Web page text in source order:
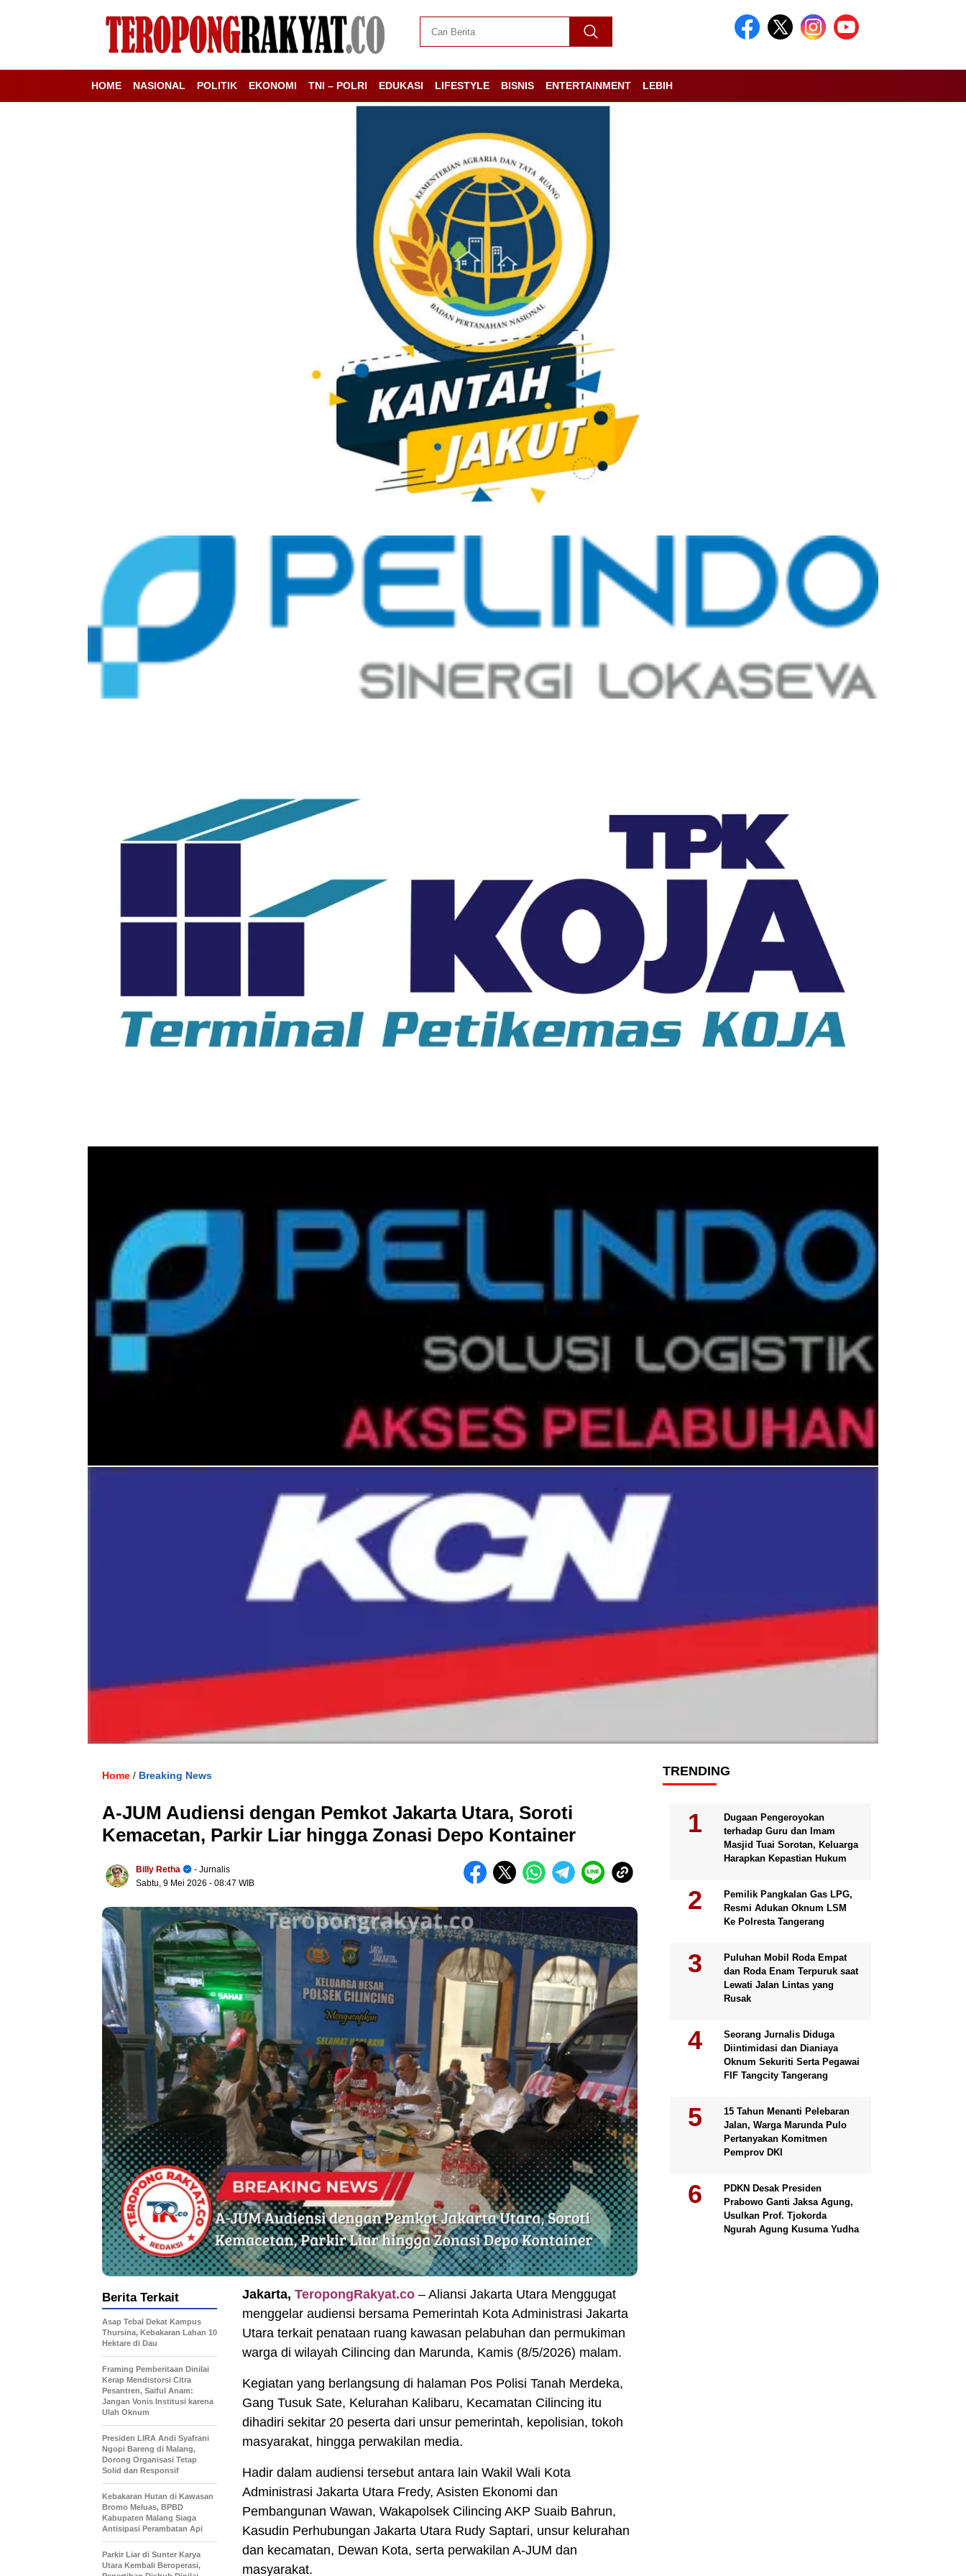
HOME NASIONAL POLITIK EKONOMI TNI – POLRI EDUKASI LIFESTYLE BISNIS ENTERTAINMENT LEBIH
Home / Breaking News
A-JUM Audiensi dengan Pemkot Jakarta Utara, Soroti
Kemacetan, Parkir Liar hingga Zonasi Depo Kontainer
Billy Retha
- Jurnalis
Sabtu, 9 Mei 2026 - 08:47 WIB
Jakarta, TeropongRakyat.co – Aliansi Jakarta Utara Menggugat
menggelar audiensi bersama Pemerintah Kota Administrasi Jakarta
Utara terkait penataan ruang kawasan pelabuhan dan permukiman
warga di wilayah Cilincing dan Marunda, Kamis (8/5/2026) malam.
Kegiatan yang berlangsung di halaman Pos Polisi Tanah Merdeka,
Gang Tusuk Sate, Kelurahan Kalibaru, Kecamatan Cilincing itu
dihadiri sekitar 20 peserta dari unsur pemerintah, kepolisian, tokoh
masyarakat, hingga perwakilan media.
Hadir dalam audiensi tersebut antara lain Wakil Wali Kota
Administrasi Jakarta Utara Fredy, Asisten Ekonomi dan
Pembangunan Wawan, Wakapolsek Cilincing AKP Suaib Bahrun,
Kasudin Perhubungan Jakarta Utara Rudy Saptari, unsur kelurahan
dan kecamatan, Dewan Kota, serta perwakilan A-JUM dan
masyarakat.
Berita Terkait
Asap Tebal Dekat Kampus
Thursina, Kebakaran Lahan 10
Hektare di Dau
Framing Pemberitaan Dinilai
Kerap Mendistorsi Citra
Pesantren, Saiful Anam:
Jangan Vonis Institusi karena
Ulah Oknum
Presiden LIRA Andi Syafrani
Ngopi Bareng di Malang,
Dorong Organisasi Tetap
Solid dan Responsif
Kebakaran Hutan di Kawasan
Bromo Meluas, BPBD
Kabupaten Malang Siaga
Antisipasi Perambatan Api
Parkir Liar di Sunter Karya
Utara Kembali Beroperasi,
TRENDING
Dugaan Pengeroyokan
terhadap Guru dan Imam
Masjid Tuai Sorotan, Keluarga
Harapkan Kepastian Hukum
Pemilik Pangkalan Gas LPG,
Resmi Adukan Oknum LSM
Ke Polresta Tangerang
Puluhan Mobil Roda Empat
dan Roda Enam Terpuruk saat
Lewati Jalan Lintas yang
Rusak
Seorang Jurnalis Diduga
Diintimidasi dan Dianiaya
Oknum Sekuriti Serta Pegawai
FIF Tangcity Tangerang
15 Tahun Menanti Pelebaran
Jalan, Warga Marunda Pulo
Pertanyakan Komitmen
Pemprov DKI
PDKN Desak Presiden
Prabowo Ganti Jaksa Agung,
Usulkan Prof. Tjokorda
Ngurah Agung Kusuma Yudha